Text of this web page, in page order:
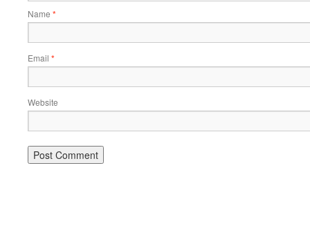
Name *
Email *
Website